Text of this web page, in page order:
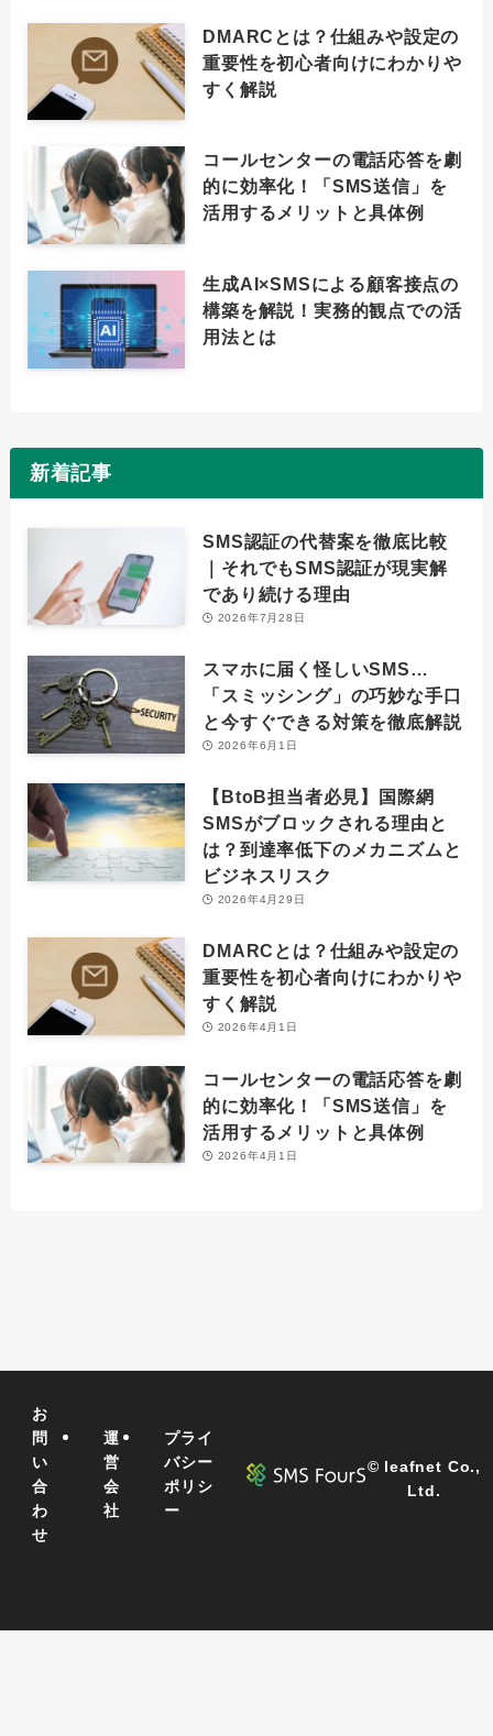
DMARCとは？仕組みや設定の
重要性を初心者向けにわかりや
すく解説
コールセンターの電話応答を劇
的に効率化！「SMS送信」を
活用するメリットと具体例
生成AI×SMSによる顧客接点の
構築を解説！実務的観点での活
用法とは
新着記事
SMS認証の代替案を徹底比較
｜それでもSMS認証が現実解
であり続ける理由
2026年7月28日
スマホに届く怪しいSMS…
「スミッシング」の巧妙な手口
と今すぐできる対策を徹底解説
2026年6月1日
【BtoB担当者必見】国際網
SMSがブロックされる理由と
は？到達率低下のメカニズムと
ビジネスリスク
2026年4月29日
DMARCとは？仕組みや設定の
重要性を初心者向けにわかりや
すく解説
2026年4月1日
コールセンターの電話応答を劇
的に効率化！「SMS送信」を
活用するメリットと具体例
2026年4月1日
お
問
い
合
わ
せ
運
営
会
社
プライ
バシー
ポリシ
ー
© leafnet Co.,
Ltd.